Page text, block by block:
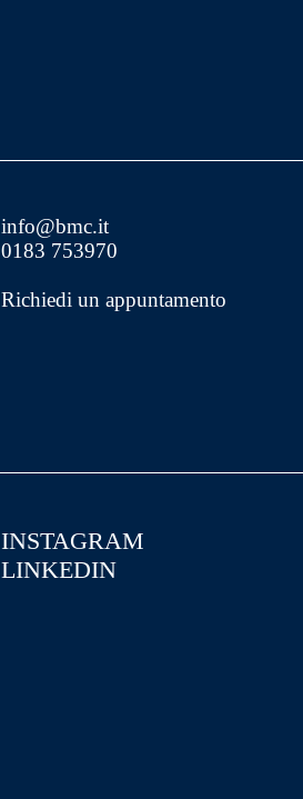
info@bmc.it
0183 753970
Richiedi un appuntamento
INSTAGRAM
LINKEDIN